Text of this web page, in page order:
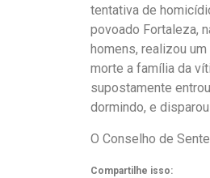
tentativa de
povoado Fortaleza,
homens, realizou
morte a família da
supostamente
dormindo, e
O Conselho de
Compartilhe isso: